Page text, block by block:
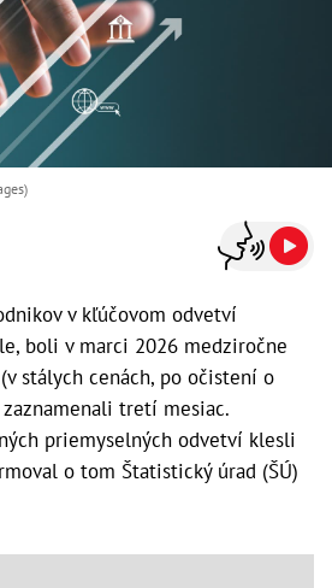
v kľúčovom odvetví
boli v marci 2026 medziročne
stálych cenách, po očistení o
tretí mesiac.
priemyselných odvetví klesli
o tom Štatistický úrad (ŠÚ)